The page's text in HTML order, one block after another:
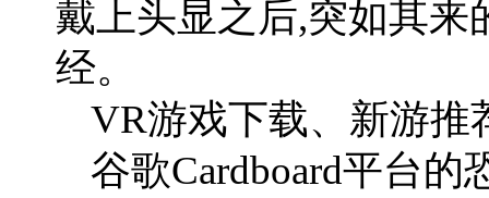
戴上头显之后,突如其来
经。
VR游戏下载、新游推
谷歌Cardboard平台的